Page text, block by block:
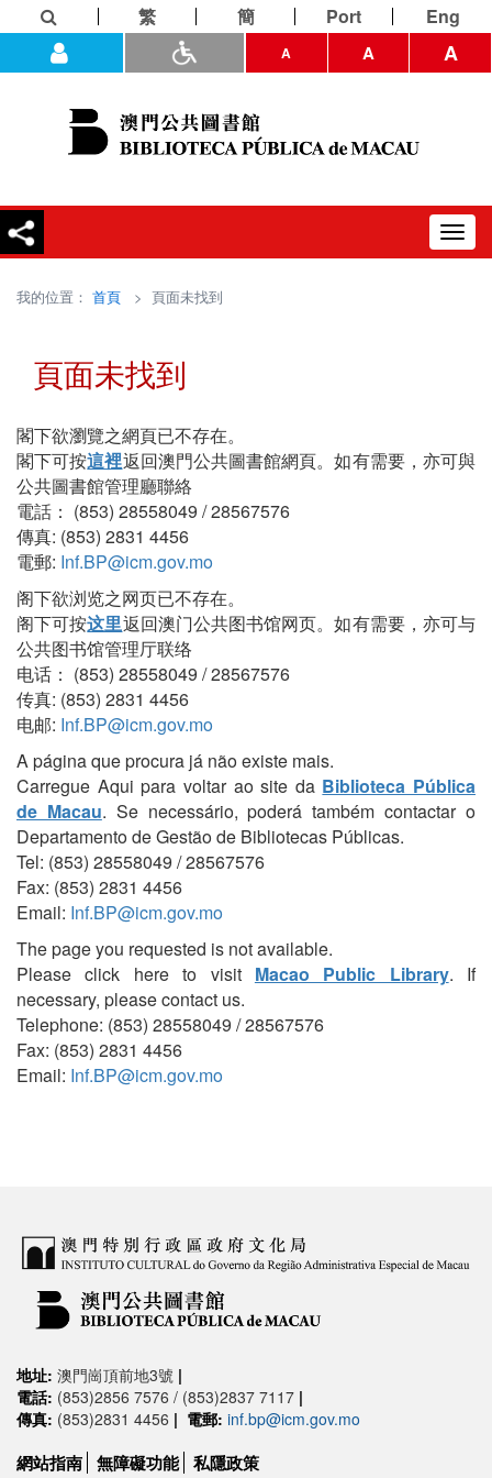
繁 簡 Port Eng
A A A
我的位置： 首頁 > 頁面未找到
頁面未找到
閣下欲瀏覽之網頁已不存在。
閣下可按這裡返回澳門公共圖書館網頁。如有需要，亦可與
公共圖書館管理廳聯絡
電話： (853) 28558049 / 28567576
傳真: (853) 2831 4456
電郵: Inf.BP@icm.gov.mo
阁下欲浏览之网页已不存在。
阁下可按这里返回澳门公共图书馆网页。如有需要，亦可与
公共图书馆管理厅联络
电话： (853) 28558049 / 28567576
传真: (853) 2831 4456
电邮: Inf.BP@icm.gov.mo
A página que procura já não existe mais.
Carregue Aqui para voltar ao site da Biblioteca Pública
de Macau. Se necessário, poderá também contactar o
Departamento de Gestão de Bibliotecas Públicas.
Tel: (853) 28558049 / 28567576
Fax: (853) 2831 4456
Email: Inf.BP@icm.gov.mo
The page you requested is not available.
Please click here to visit Macao Public Library. If
necessary, please contact us.
Telephone: (853) 28558049 / 28567576
Fax: (853) 2831 4456
Email: Inf.BP@icm.gov.mo
地址: 澳門崗頂前地3號 |
電話: (853)2856 7576 / (853)2837 7117 |
傳真: (853)2831 4456 | 電郵: inf.bp@icm.gov.mo
網站指南 無障礙功能 私隱政策